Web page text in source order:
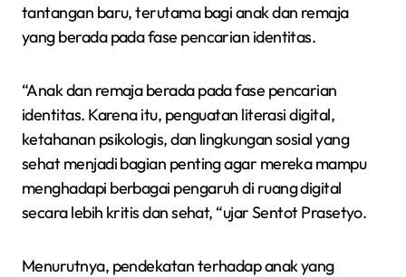
tantangan baru, terutama bagi anak dan remaja
yang berada pada fase pencarian identitas.
“Anak dan remaja berada pada fase pencarian
identitas. Karena itu, penguatan literasi digital,
ketahanan psikologis, dan lingkungan sosial yang
sehat menjadi bagian penting agar mereka mampu
menghadapi berbagai pengaruh di ruang digital
secara lebih kritis dan sehat, “ujar Sentot Prasetyo.
Menurutnya, pendekatan terhadap anak yang